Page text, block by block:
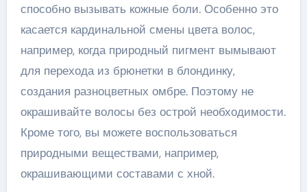
способно вызывать кожные боли. Особенно это
касается кардинальной смены цвета волос,
например, когда природный пигмент вымывают
для перехода из брюнетки в блондинку,
создания разноцветных омбре. Поэтому не
окрашивайте волосы без острой необходимости.
Кроме того, вы можете воспользоваться
природными веществами, например,
окрашивающими составами с хной.